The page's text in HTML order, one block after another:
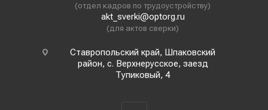
(отдел кадров по трудоустройству)
akt_sverki@optorg.ru
(для актов сверки)
Ставропольский край, Шпаковский
район, с. Верхнерусское, заезд
Тупиковый, 4